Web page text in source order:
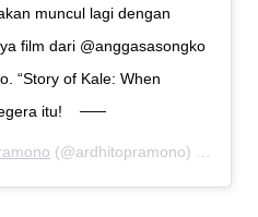
muncul lagi dengan
film dari @anggasasongko
“Story of Kale: When
itu!
(@ardhitopramono) on